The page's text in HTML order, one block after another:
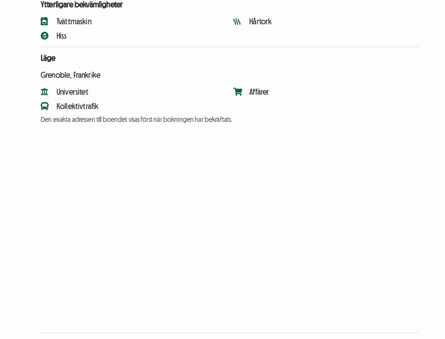
Ytterligare bekvämligheter
Tvättmaskin
Hiss
Hårtork
Läge
Grenoble, Frankrike
Universitet
Kollektivtrafik
Affärer
Den exakta adressen till boendet visas först när bokningen har bekräftats.